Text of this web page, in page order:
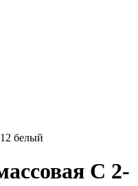
белый
С 2-